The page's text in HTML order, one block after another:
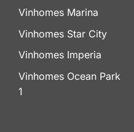
Vinhomes Marina
Vinhomes Star City
Vinhomes Imperia
Vinhomes Ocean Park
1